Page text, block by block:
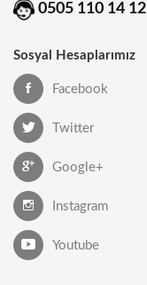
0505 110 14 12
Sosyal Hesaplarımız
Facebook
Twitter
Google+
Instagram
Youtube